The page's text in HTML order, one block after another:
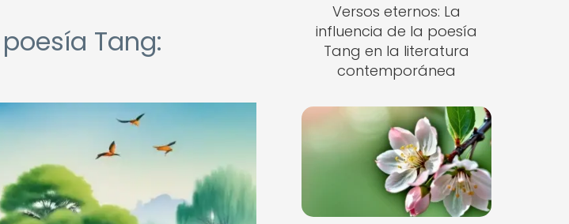
Tang:
Versos eternos: La
influencia de la poesía
Tang en la literatura
contemporánea